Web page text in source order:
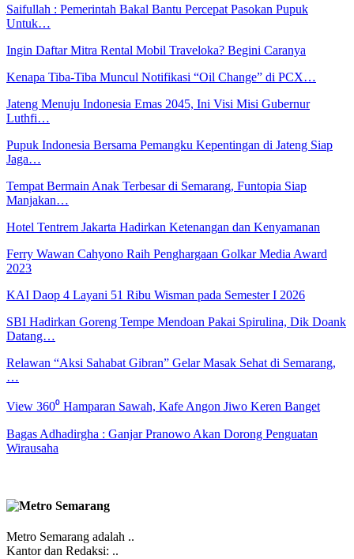
Saifullah : Pemerintah Bakal Bantu Percepat Pasokan Pupuk
Untuk…
Ingin Daftar Mitra Rental Mobil Traveloka? Begini Caranya
Kenapa Tiba-Tiba Muncul Notifikasi “Oil Change” di PCX…
Jateng Menuju Indonesia Emas 2045, Ini Visi Misi Gubernur
Luthfi…
Pupuk Indonesia Bersama Pemangku Kepentingan di Jateng Siap
Jaga…
Tempat Bermain Anak Terbesar di Semarang, Funtopia Siap
Manjakan…
Hotel Tentrem Jakarta Hadirkan Ketenangan dan Kenyamanan
Ferry Wawan Cahyono Raih Penghargaan Golkar Media Award
2023
KAI Daop 4 Layani 51 Ribu Wisman pada Semester I 2026
SBI Hadirkan Goreng Tempe Mendoan Pakai Spirulina, Dik Doank
Datang…
Relawan “Aksi Sahabat Gibran” Gelar Masak Sehat di Semarang,
…
View 360⁰ Hamparan Sawah, Kafe Angon Jiwo Keren Banget
Bagas Adhadirgha : Ganjar Pranowo Akan Dorong Penguatan
Wirausaha
Metro Semarang adalah ..
Kantor dan Redaksi: ..